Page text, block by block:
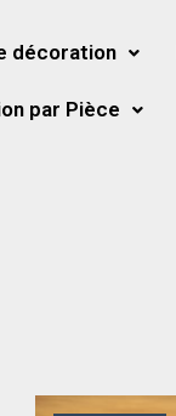
décoration
par Pièce